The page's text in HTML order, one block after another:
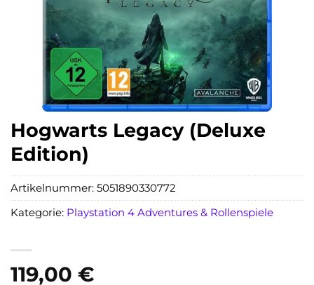
Hogwarts Legacy (Deluxe
Edition)
119,00 €
Artikelnummer: 5051890330772
Kategorie: Playstation 4 Adventures & Rollenspiele